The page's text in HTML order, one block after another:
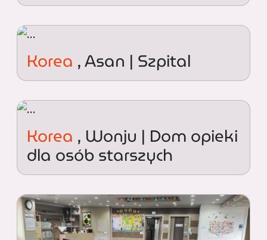
Korea , Asan | Szpital
Korea , Wonju | Dom opieki
dla osób starszych